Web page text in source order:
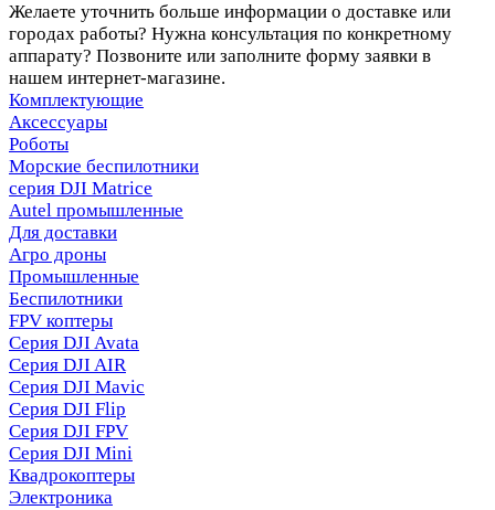
Желаете уточнить больше информации о доставке или
городах работы? Нужна консультация по конкретному
аппарату? Позвоните или заполните форму заявки в
нашем интернет-магазине.
Комплектующие
Аксессуары
Роботы
Морские беспилотники
серия DJI Matrice
Autel промышленные
Для доставки
Агро дроны
Промышленные
Беспилотники
FPV коптеры
Серия DJI Avata
Серия DJI AIR
Серия DJI Mavic
Серия DJI Flip
Серия DJI FPV
Серия DJI Mini
Квадрокоптеры
Электроника